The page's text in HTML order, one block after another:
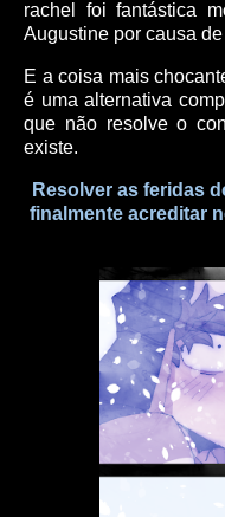
rachel foi fantástica
Augustine por causa
E a coisa mais
é uma alternativa
que não resolve o
existe.
Resolver as feridas
finalmente acreditar